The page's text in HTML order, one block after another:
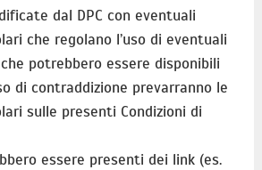
dal DPC con eventuali
che regolano l’uso di eventuali
potrebbero essere disponibili
di contraddizione prevarranno le
sulle presenti Condizioni di
essere presenti dei link (es.